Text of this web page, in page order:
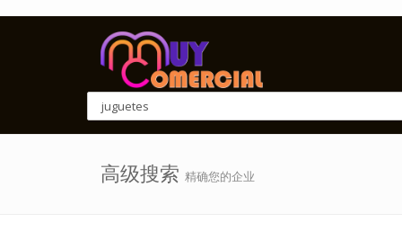
高级搜索 精确您的企业